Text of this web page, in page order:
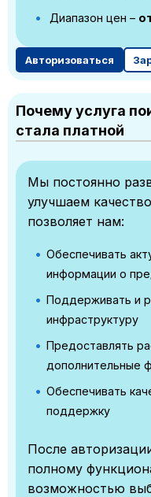
Диапазон цен –
Авторизоваться
Почему услуга
стала платной
Мы постоянно
улучшаем
позволяет нам:
Обеспечивать
информации о
Поддерживать и
инфраструктуру
Предоставлять
дополнительные
Обеспечивать
поддержку
После
полному
возможностью